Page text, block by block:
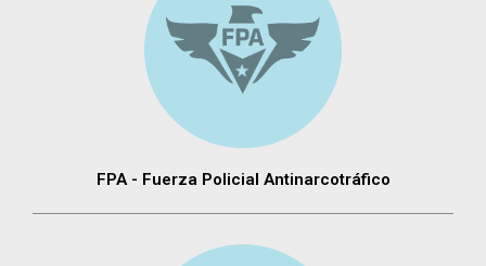
FPA - Fuerza Policial Antinarcotráfico